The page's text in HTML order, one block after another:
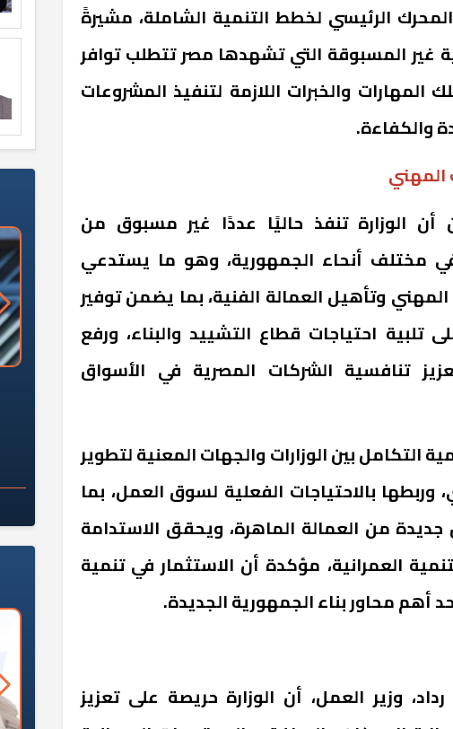
المحرك الرئيسي لخطط التنمية الشاملة، مشيرةً
غير المسبوقة التي تشهدها مصر تتطلب توافر
المهارات والخبرات اللازمة لتنفيذ المشروعات
والكفاءة.
المهني
أن الوزارة تنفذ حاليًا عددًا غير مسبوق من
مختلف أنحاء الجمهورية، وهو ما يستدعي
وتأهيل العمالة الفنية، بما يضمن توفير
تلبية احتياجات قطاع التشييد والبناء، ورفع
تنافسية الشركات المصرية في الأسواق
التكامل بين الوزارات والجهات المعنية لتطوير
وربطها بالاحتياجات الفعلية لسوق العمل، بما
من العمالة الماهرة، ويحقق الاستدامة
العمرانية، مؤكدة أن الاستثمار في تنمية
أهم محاور بناء الجمهورية الجديدة.
وزير العمل، أن الوزارة حريصة على تعزيز
«وزارة الآثار»: العُثور على 10 توابيت سلامة الغذاء: 285 ألف طن صادرات